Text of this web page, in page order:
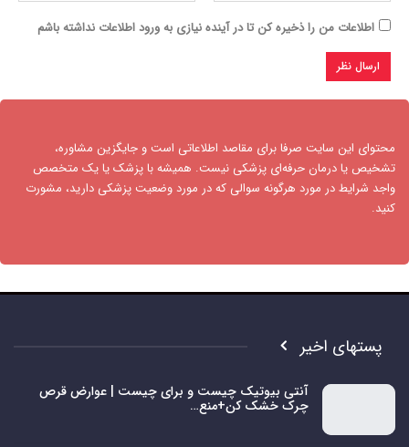
اطلاعات من را ذخیره کن تا در آینده نیازی به ورود اطلاعات نداشته باشم
محتوای این سایت صرفا برای مقاصد اطلاعاتی است و جایگزین مشاوره،
تشخیص یا درمان حرفه‌ای پزشکی نیست. همیشه با پزشک یا یک متخصص
واجد شرایط در مورد هرگونه سوالی که در مورد وضعیت پزشکی دارید، مشورت
کنید.​
پستهای اخیر
آنتی بیوتیک چیست و برای چیست | عوارض قرص
چرک خشک کن+منع…